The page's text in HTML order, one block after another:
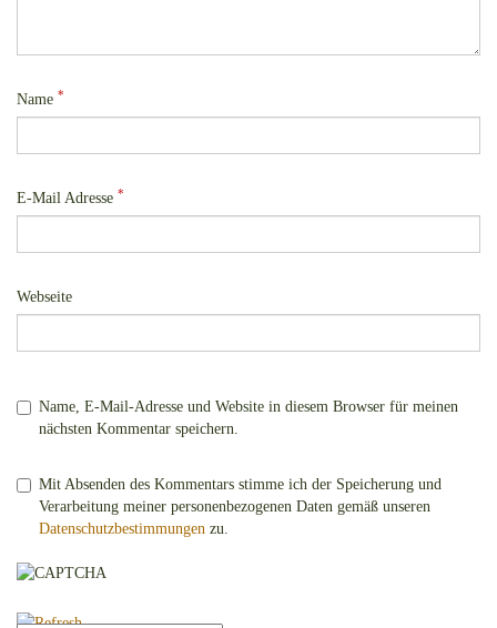
Name *
E-Mail Adresse *
Webseite
Name, E-Mail-Adresse und Website in diesem Browser für meinen
nächsten Kommentar speichern.
Mit Absenden des Kommentars stimme ich der Speicherung und
Verarbeitung meiner personenbezogenen Daten gemäß unseren
Datenschutzbestimmungen zu.